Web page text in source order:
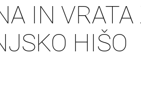
IN VRATA
HIŠO